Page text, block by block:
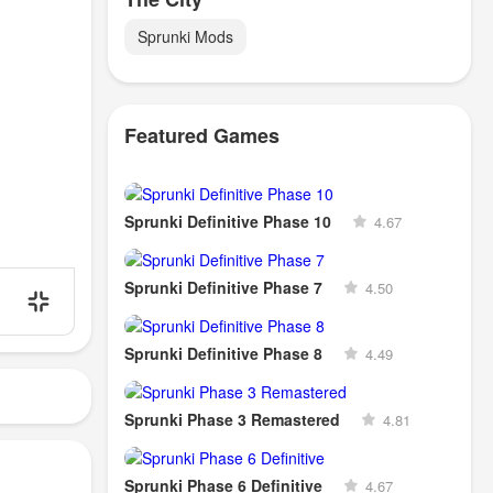
Sprunki Mods
Featured Games
Sprunki Definitive Phase 10 4.67
Sprunki Definitive Phase 7 4.50
Sprunki Definitive Phase 8 4.49
Sprunki Phase 3 Remastered 4.81
Sprunki Phase 6 Definitive 4.67